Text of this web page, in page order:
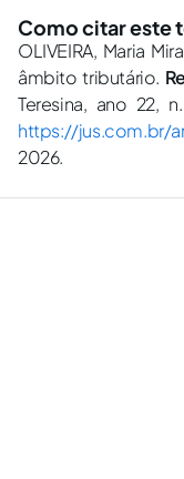
Como citar este
OLIVEIRA, Maria
âmbito tributário.
Teresina, ano 22,
https://jus.com.br/
2026.